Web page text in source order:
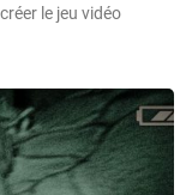
le jeu vidéo